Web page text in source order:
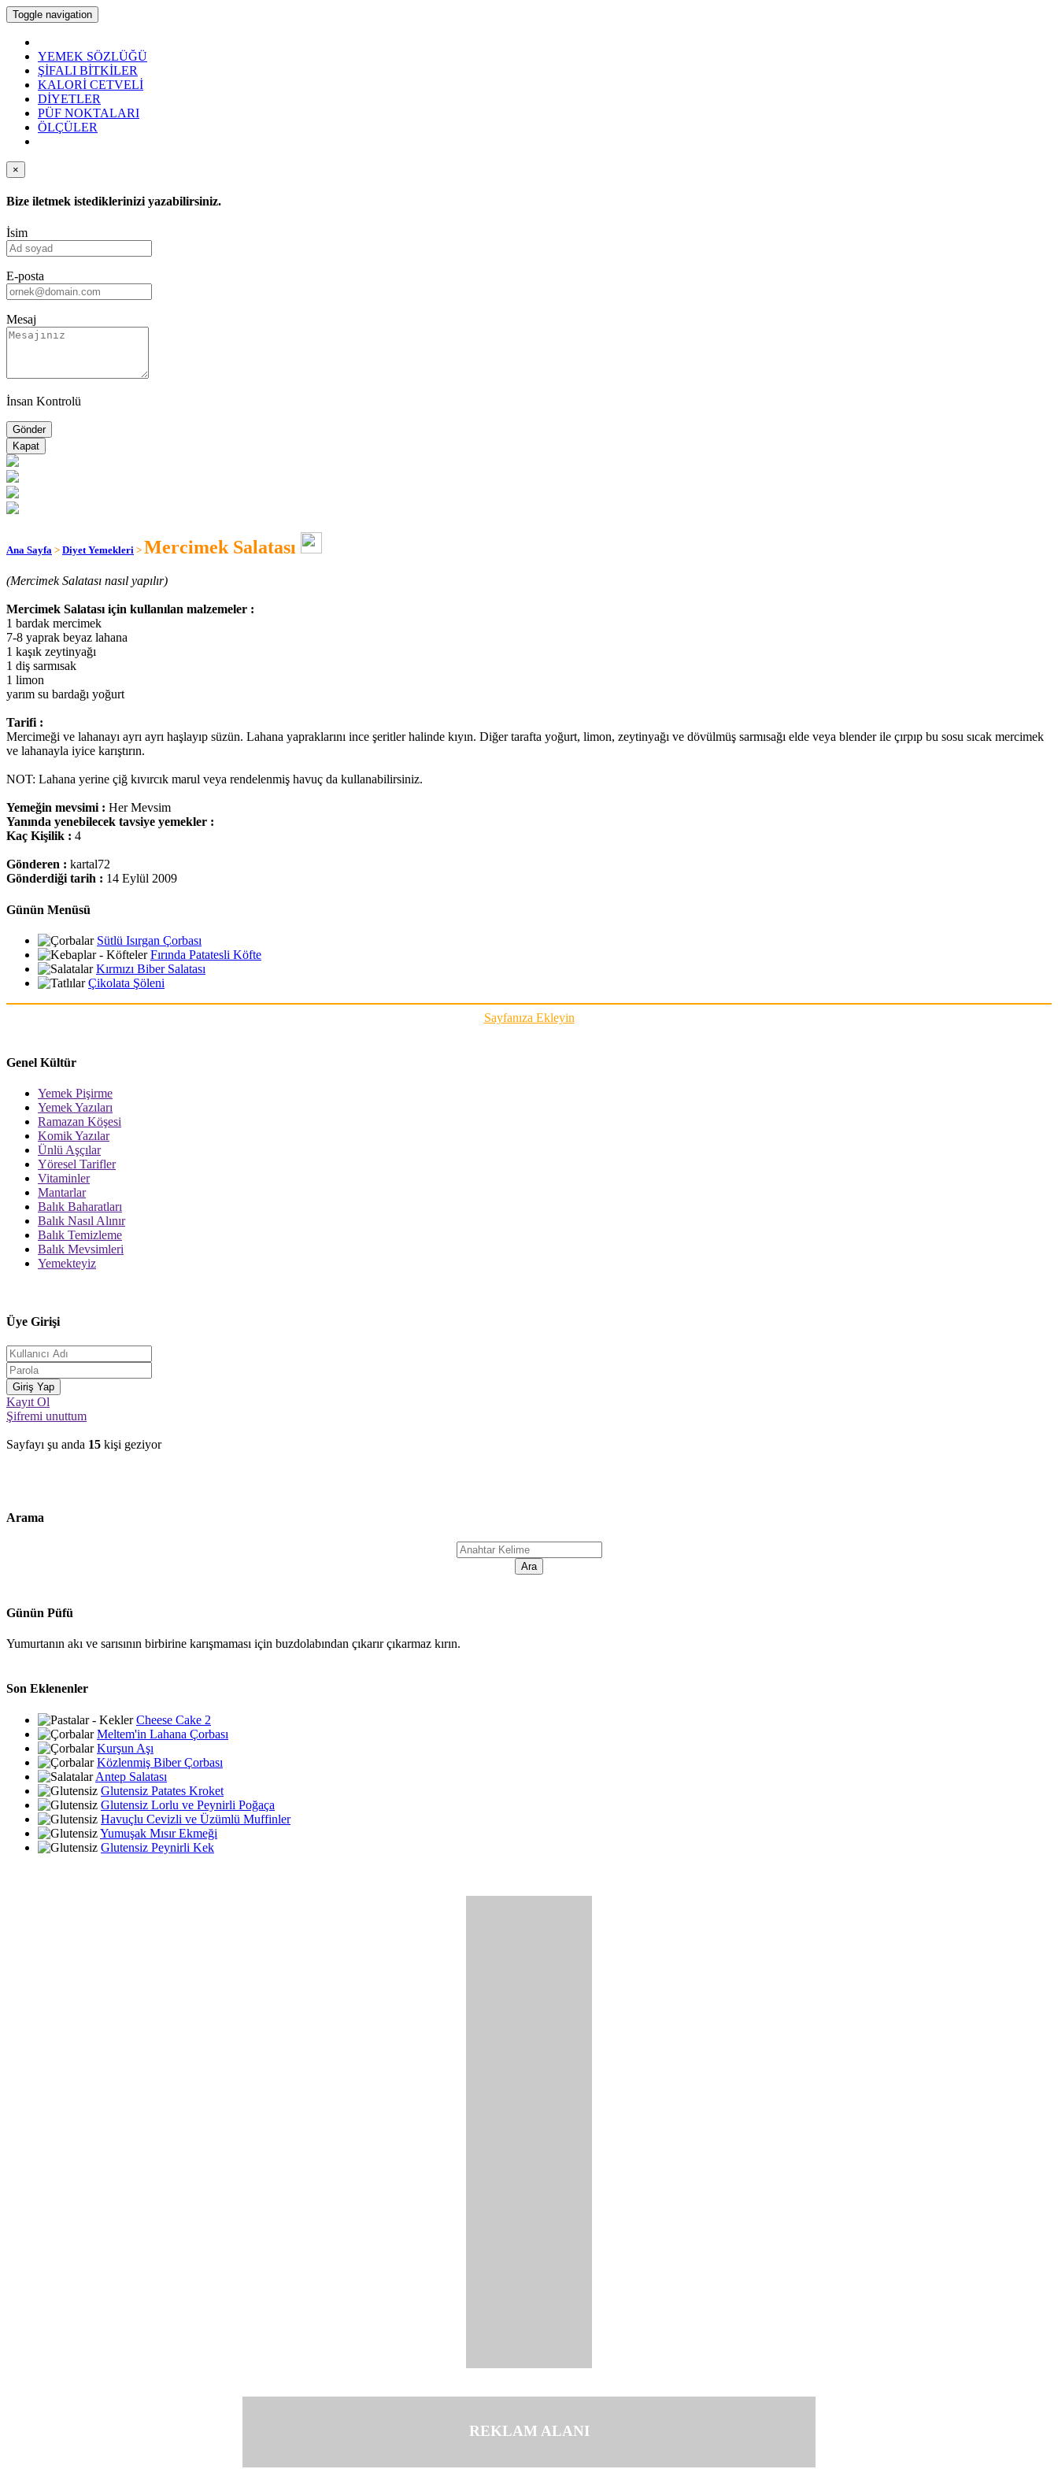
Toggle navigation
YEMEK SÖZLÜĞÜ
ŞİFALI BİTKİLER
KALORİ CETVELİ
DİYETLER
PÜF NOKTALARI
ÖLÇÜLER
×
Bize iletmek istediklerinizi yazabilirsiniz.
İsim
E-posta
Mesaj
İnsan Kontrolü
Kapat
Ana Sayfa > Diyet Yemekleri > Mercimek Salatası
(Mercimek Salatası nasıl yapılır)
Mercimek Salatası için kullanılan malzemeler :
1 bardak mercimek
7-8 yaprak beyaz lahana
1 kaşık zeytinyağı
1 diş sarmısak
1 limon
yarım su bardağı yoğurt
Tarifi :
Mercimeği ve lahanayı ayrı ayrı haşlayıp süzün. Lahana yapraklarını ince şeritler halinde kıyın. Diğer tarafta yoğurt, limon, zeytinyağı ve dövülmüş sarmısağı elde veya blender ile çırpıp bu sosu sıcak mercimek
ve lahanayla iyice karıştırın.
NOT: Lahana yerine çiğ kıvırcık marul veya rendelenmiş havuç da kullanabilirsiniz.
Yemeğin mevsimi : Her Mevsim
Yanında yenebilecek tavsiye yemekler :
Kaç Kişilik : 4
Gönderen : kartal72
Gönderdiği tarih : 14 Eylül 2009
Günün Menüsü
Sütlü Isırgan Çorbası
Fırında Patatesli Köfte
Kırmızı Biber Salatası
Çikolata Şöleni
Sayfanıza Ekleyin
Genel Kültür
Yemek Pişirme
Yemek Yazıları
Ramazan Köşesi
Komik Yazılar
Ünlü Aşçılar
Yöresel Tarifler
Vitaminler
Mantarlar
Balık Baharatları
Balık Nasıl Alınır
Balık Temizleme
Balık Mevsimleri
Yemekteyiz
Üye Girişi
Kayıt Ol
Şifremi unuttum
Sayfayı şu anda 15 kişi geziyor
Arama
Günün Püfü
Yumurtanın akı ve sarısının birbirine karışmaması için buzdolabından çıkarır çıkarmaz kırın.
Son Eklenenler
Cheese Cake 2
Meltem'in Lahana Çorbası
Kurşun Aşı
Közlenmiş Biber Çorbası
Antep Salatası
Glutensiz Patates Kroket
Glutensiz Lorlu ve Peynirli Poğaça
Havuçlu Cevizli ve Üzümlü Muffinler
Yumuşak Mısır Ekmeği
Glutensiz Peynirli Kek
REKLAM ALANI